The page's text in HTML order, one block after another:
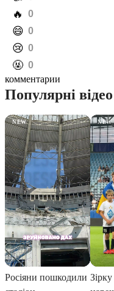
️🔥 0
️😄 0
️😢 0
️🤬 0
комментарии